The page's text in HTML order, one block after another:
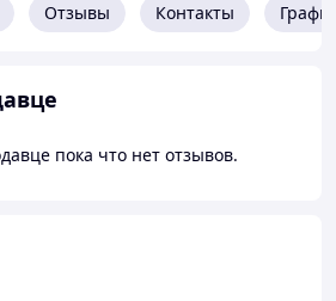
lui Vodă
Отзывы Контакты
пока что нет отзывов.